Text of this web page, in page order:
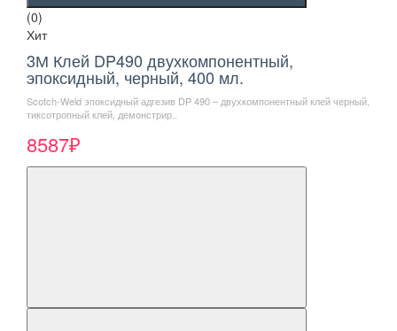
(0)
Хит
3М Клей DP490 двухкомпонентный,
эпоксидный, черный, 400 мл.
Scotch-Weld эпоксидный адгезив DP 490 – двухкомпонентный клей черный,
тиксотропный клей, демонстрир..
8587₽